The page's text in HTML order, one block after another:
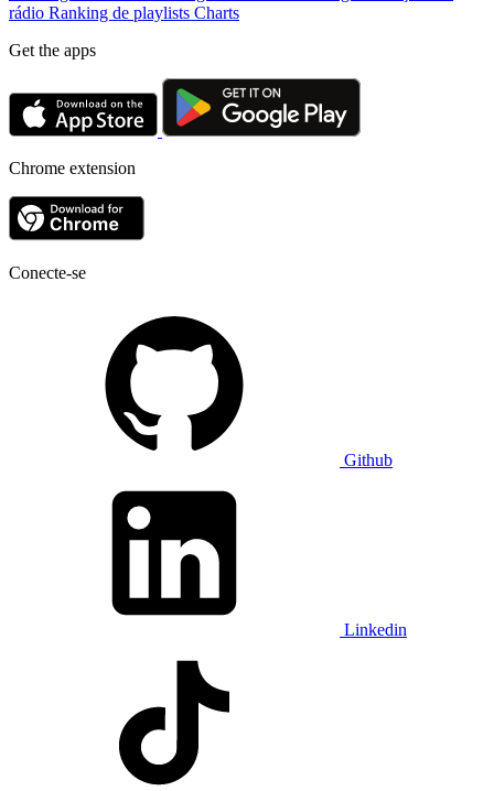
rádio Ranking de playlists Charts
Get the apps
Chrome extension
Conecte-se
Github
Linkedin